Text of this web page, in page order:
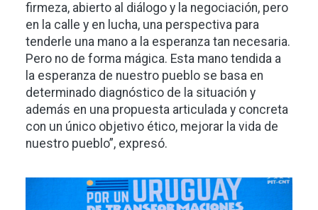
firmeza, abierto al diálogo y la negociación, pero
en la calle y en lucha, una perspectiva para
tenderle una mano a la esperanza tan necesaria.
Pero no de forma mágica. Esta mano tendida a
la esperanza de nuestro pueblo se basa en
determinado diagnóstico de la situación y
además en una propuesta articulada y concreta
con un único objetivo ético, mejorar la vida de
nuestro pueblo”, expresó.